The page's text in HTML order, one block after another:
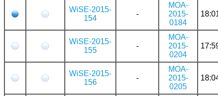
WiSE-2015-
154
-
MOA-
2015-
0184
WiSE-2015-
155
-
MOA-
2015-
0204
WiSE-2015-
156
-
MOA-
2015-
0205